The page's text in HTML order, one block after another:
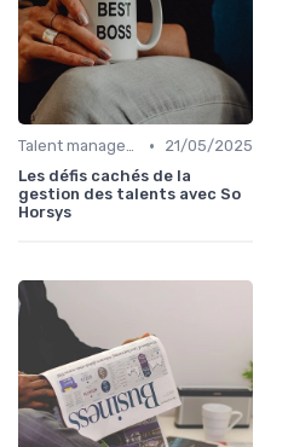
Talent management & high potentials •
21/05/2025
Les défis cachés de la
gestion des talents avec So
Horsys